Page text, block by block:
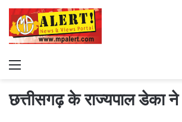
Menu
छत्तीसगढ़ के राज्यपाल डेका ने